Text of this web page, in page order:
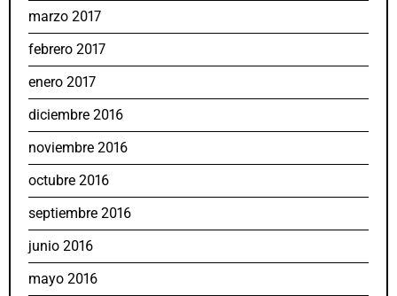
marzo 2017
febrero 2017
enero 2017
diciembre 2016
noviembre 2016
octubre 2016
septiembre 2016
junio 2016
mayo 2016